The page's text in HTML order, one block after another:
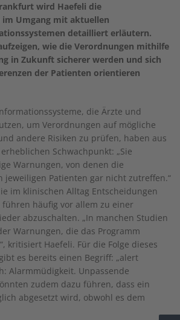
wird Haefeli die
im Umgang mit aktuellen
detailliert erläutern.
wie die Verordnungen mithilfe
in Zukunft sicherer werden und sich
der Patienten orientieren
die Ärzte und
um Verordnungen auf mögliche
andere Risiken zu prüfen, haben aus
Schwachpunkt: „Sie
Warnungen, von denen die
jeweiligen Patienten gar nicht zutreffen.“
im klinischen Alltag Entscheidungen
häufig vor allem zu einer
abzuschalten. „In manchen Studien
Warnungen, die das Programm
kritisiert Haefeli. Für die Folge dieses
es bereits einen Begriff: „alert
Alarmmüdigkeit. Unpassende
zudem dazu führen, dass ein
abgesetzt wird, obwohl es dem